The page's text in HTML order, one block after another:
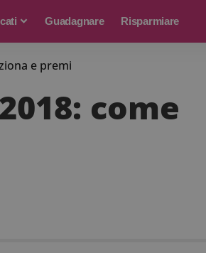
Guadagnare Risparmiare
e premi
come